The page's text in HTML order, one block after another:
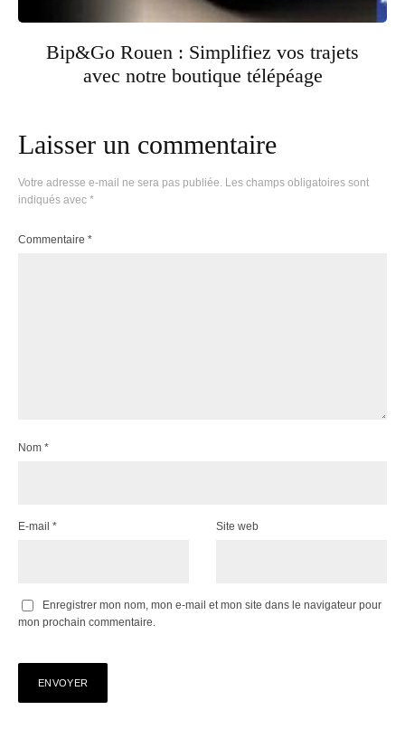
Bip&Go Rouen : Simplifiez vos trajets
avec notre boutique télépéage
Laisser un commentaire
Votre adresse e-mail ne sera pas publiée. Les champs obligatoires sont
indiqués avec *
Commentaire *
Nom *
E-mail * Site web
Enregistrer mon nom, mon e-mail et mon site dans le navigateur pour
mon prochain commentaire.